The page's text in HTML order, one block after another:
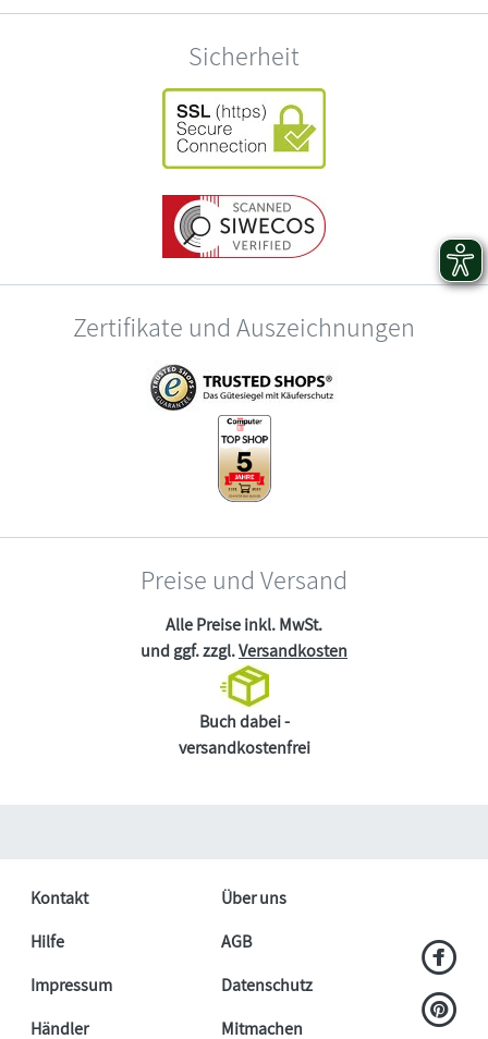
Sicherheit
Zertifikate und Auszeichnungen
Preise und Versand
Alle Preise inkl. MwSt.
und ggf. zzgl.Versandkosten
Buch dabei -
versandkostenfrei
Kontakt
Über uns
Hilfe
AGB
Impressum
Datenschutz
Händler
Mitmachen